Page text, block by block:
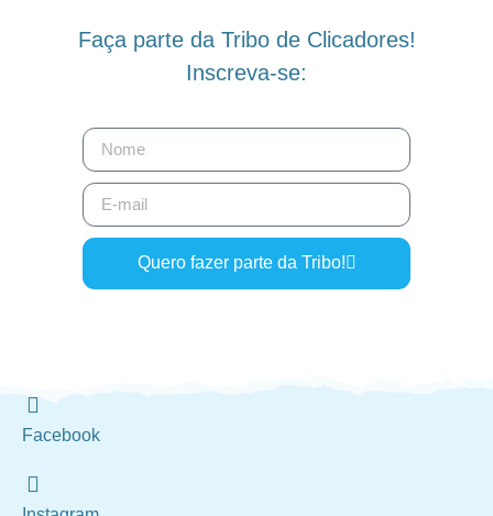
Faça parte da Tribo de Clicadores!
Inscreva-se:
Quero fazer parte da Tribo!
Facebook